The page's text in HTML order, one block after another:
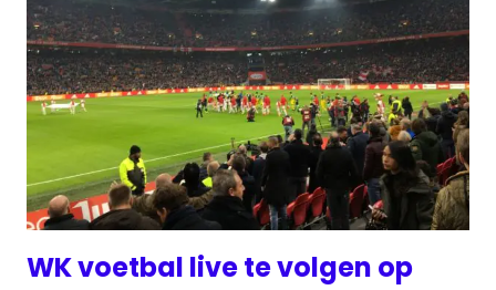
WK voetbal live te volgen op